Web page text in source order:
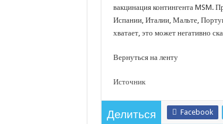
вакцинация контингента MSM.
Испании, Италии, Мальте,
хватает, это может негативно
Вернуться на ленту
Источник
Делиться Facebook